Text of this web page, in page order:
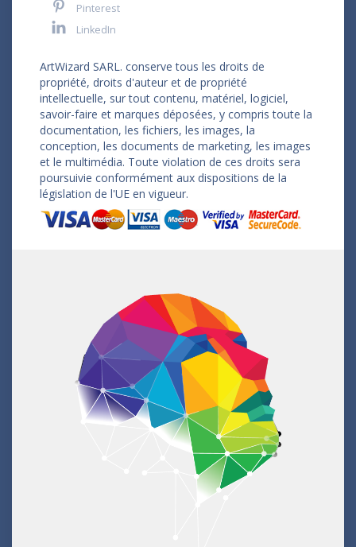
Pinterest
LinkedIn
ArtWizard SARL. conserve tous les droits de
propriété, droits d'auteur et de propriété
intellectuelle, sur tout contenu, matériel, logiciel,
savoir-faire et marques déposées, y compris toute la
documentation, les fichiers, les images, la
conception, les documents de marketing, les images
et le multimédia. Toute violation de ces droits sera
poursuivie conformément aux dispositions de la
législation de l'UE en vigueur.